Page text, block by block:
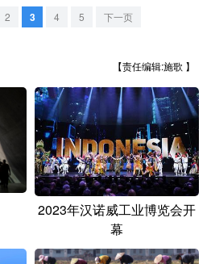
上海 江苏
福建 江西
湖北 湖南
海南 重庆
云南 西藏
青海 宁夏
2 3 4 5 下一页
【责任编辑:施歌 】
2023年汉诺威工业博览会开
幕